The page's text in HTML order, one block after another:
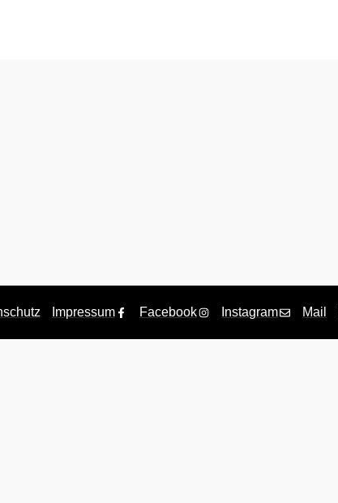
Impressum Facebook Instagram Mail